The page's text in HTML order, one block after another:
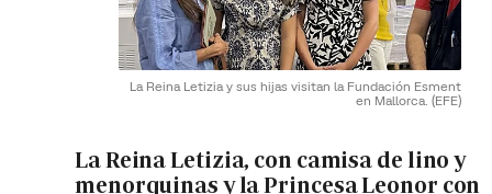
La Reina Letizia y sus hijas visitan la Fundación Esment
en Mallorca. (EFE)
La Reina Letizia, con camisa de lino y
menorquinas y la Princesa Leonor con